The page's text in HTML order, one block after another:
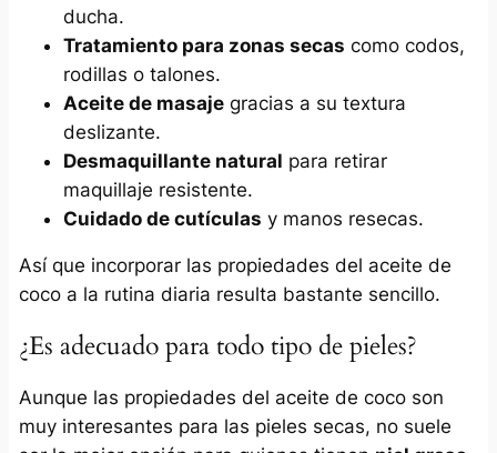
ducha.
Tratamiento para zonas secas como codos,
rodillas o talones.
Aceite de masajegracias a su textura
deslizante.
Desmaquillante natural para retirar
maquillaje resistente.
Cuidado de cutículas y manos resecas.
Así que incorporar las propiedades del aceite de
coco a la rutina diaria resulta bastante sencillo.
¿Es adecuado para todo tipo de pieles?
Aunque las propiedades del aceite de coco son
muy interesantes para las pieles secas, no suele